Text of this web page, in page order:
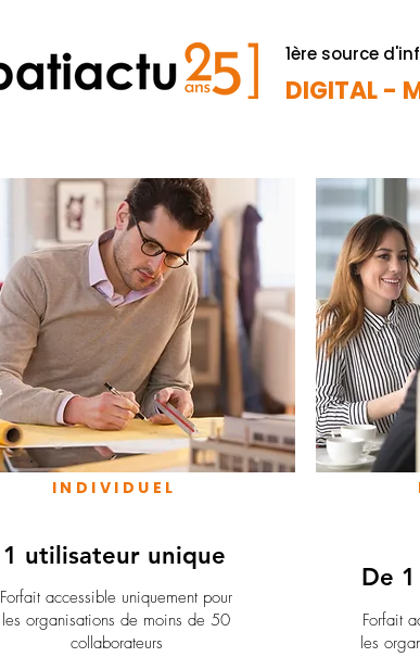
1ère source
DIGITAL -
INDIVIDUEL
1 utilisateur unique
​Forfait accessible uniquement pour
les organisations de moins de 50
collaborateurs
De
Forfait
les